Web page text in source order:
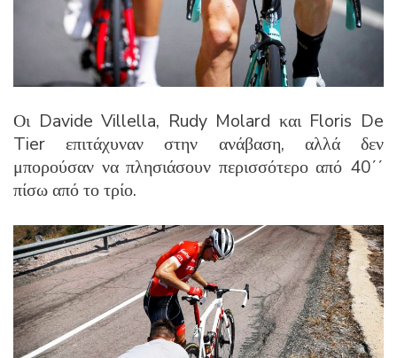
Οι Davide Villella, Rudy Molard και Floris De
Tier επιτάχυναν στην ανάβαση, αλλά δεν
μπορούσαν να πλησιάσουν περισσότερο από 40΄΄
πίσω από το τρίο.